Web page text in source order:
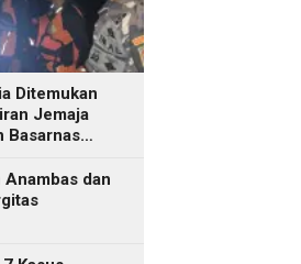
Ditemukan
Jemaja
Basarnas
dan